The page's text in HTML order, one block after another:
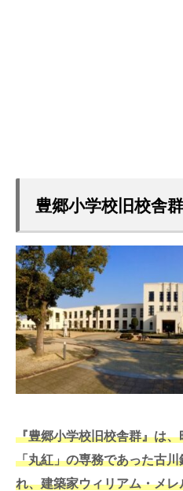
豊郷小学校旧校舎群
『豊郷小学校旧校舎群』は
「丸紅」の専務であった古
れ、建築家ウィリアム・メ